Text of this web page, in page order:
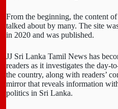
From the beginning, the content
talked about by many. The site
in 2020 and was published.
JJ Sri Lanka Tamil News has
readers as it investigates the day-
the country, along with readers’
mirror that reveals information
politics in Sri Lanka.